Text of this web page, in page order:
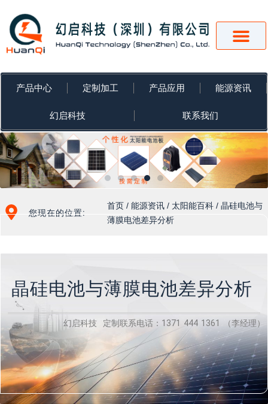
容
产品中心 定制加工 产品应用 能源资讯
幻启科技 联系我们
您现在的位置:
首页 /能源资讯 / 太阳能百科 / 晶硅电池与
薄膜电池差异分析
晶硅电池与薄膜电池差异分析
幻启科技 定制联系电话：1371 444 1361 （李经理）